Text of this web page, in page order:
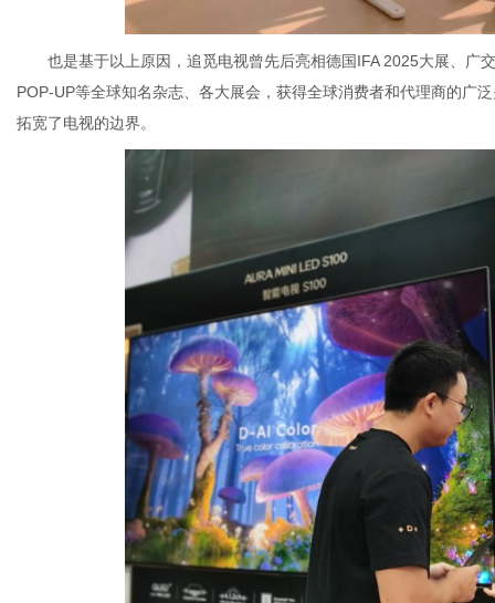
也是基于以上原因，追觅电视曾先后亮相德国IFA 2025大展、广
POP-UP等全球知名杂志、各大展会，获得全球消费者和代理商的广
拓宽了电视的边界。